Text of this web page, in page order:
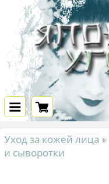
Уход за кожей лица
и сыворотки